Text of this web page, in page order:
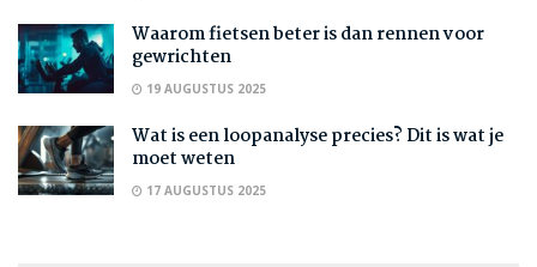
Waarom fietsen beter is dan rennen voor
gewrichten
19 AUGUSTUS 2025
Wat is een loopanalyse precies? Dit is wat je
moet weten
17 AUGUSTUS 2025